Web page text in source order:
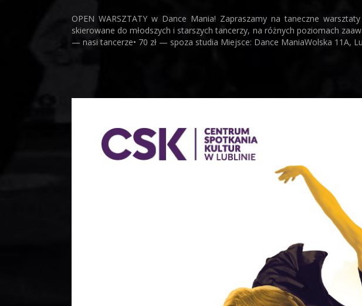
OPEN WARSZTATY w Dance Mania! Zapraszamy na taneczne
skierowane do młodszych i starszych tancerzy, na różnych poziomach
— nasi tancerze• 70 zł — spoza studia Miejsce: Dance ManiaWolska 11A,